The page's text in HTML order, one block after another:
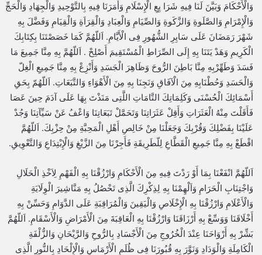
وَالْأَحْكَامَ وَبَيَّنَ لَنَا فِيهِ شَرَا يِعِ الْإِسْلَامِ وَأَمَرَنَا فِيهِ بِالتَّوْحِيدِ وَالْجِهَادِ وَالْحَجِّ
وَالْإِمْرَامِ وَالصَّلَوةِ وَالزَّكَوةِ وَالصِّيَامِ وَالْعِبَادِ وَالْقِرَاَةِ وَالْقِيَامِ وَفَضَّلَ بِهِ
شَهْرَ رَمَضَانَ عَلَى سَايِرِ الشُّهُورِ فِى الْأَيَّامِ. اَللّهُمَّ كَمَا خَصَصْتَنَا بِكِتَابِكَ
الْكَرِيمِ وَهَدْ يَتَنَا بِهِ إِلَى الصِّرَاطِ الْمُسْتَقِيمَ أَصْلِحْ . اَللّهُمَّ بِهِ مِنَّا جَمِيعَ مَا
فَسَدَ وَطَهِّرْبِهِ مِنَّا بَاطِنَ الرُّوحَ وَظَاهِرَ الْجَسَدِ وَأَنْزِعْ بِهِ مِنَّا جَمِيعِ الْغِلّ
وَالْحَسَدِ وَحُطْنَابِهِ مِنَ الْآفَاقِ وَنَجِنَا بِهِ مِنَ الْأَهْوَاءِ وَالتَّبَعَاتِ. اَللّهُمّ بِحَقِ
أَسْمَائِكَ الْحُسْنَى وَكَلِمَاتِكَ التَّامَاتِ اللَّتِى مَنَذْتَ بِهَا عَلَى آدَمَ حِينَ عَصَا
فَأَقَلْتَ مِنْهُ الْعَثَرَاتِ وَأَقِلْ عَثَرَاتِنَا وَتَحَمَّلْ تَبَعَاتِنَا وَاعْفُ عَنْ سَيِّآتِنَا وَجُدْ
عَلَيْنَا بِفَضْلِكَ وَقُرْبِكَ وَجَعَلْنَا مِنْ خَالِصِ أَهْلِ الْمَحِبَّةِ مِنْ حِزْبِكَ. اَللّهُمَّ
اقْطَعْ بِهِ مِنَّا جَمِيعِ الْقَطَّاعِ لِلّطَرِيقَةِ فَأَجِرْنَا مِنَ الزَّيْغِ وَالْإِبْتِدَاعِ وَالتَّعْوِيقِ.
اَللّهُمَّ انْفَعْنَا بِمَا أَوْ رَدْتَ فِيهِ مِنَ الْأَحْكَامِ وَارْزُقْنَا بِهِ الْفَهْمِ لِاَخْذِ الْحَلَالِ
وَاجْتِنَابِ الْحَرَامِ وَاَلْهِمْنَا بِهِ لِذِكْرِكَ الَّذِى تَحْصُلُ بِهِ مَنَّاشِيرَ الْوِلَايَةِ
وَالْأَعْلَامِ وَارْزُقْنَا بِهِ الْإِخْلَاصِ وَالْيَقِينَ وَالْمُرَاقِبَةِ عَلَى الدَّوَامِ وَحَسِّنْ بِهِ
أَخْلَاقَنَا وَوَسِّعْ بِهِ أَرْزَاقَنَا وَارْزُقْنَا بِهِ الْعَاقِبَةَ مِنَ الْأَمْرَاضِ وَالْأَسْقَامِ. اَللّهُمَّ
بَشِّرْ بِهِ أَرْوَاحَنَا عِنْدَ الْخُرُوجِ مِنَ الْأَجْسَادِ بِالرُّوحِ وَالرَّيْحَانِ وَالزُّلْفَةِ
الْكَامِلَةِ وَالْوَدَادِ وَنَوَّرَ بِهِ قُبُورَنَا فِى ظُلَمِ الْأَرْمَاسِ وَالْإِلْحَادِ بِالنُّورِ الَّذِى